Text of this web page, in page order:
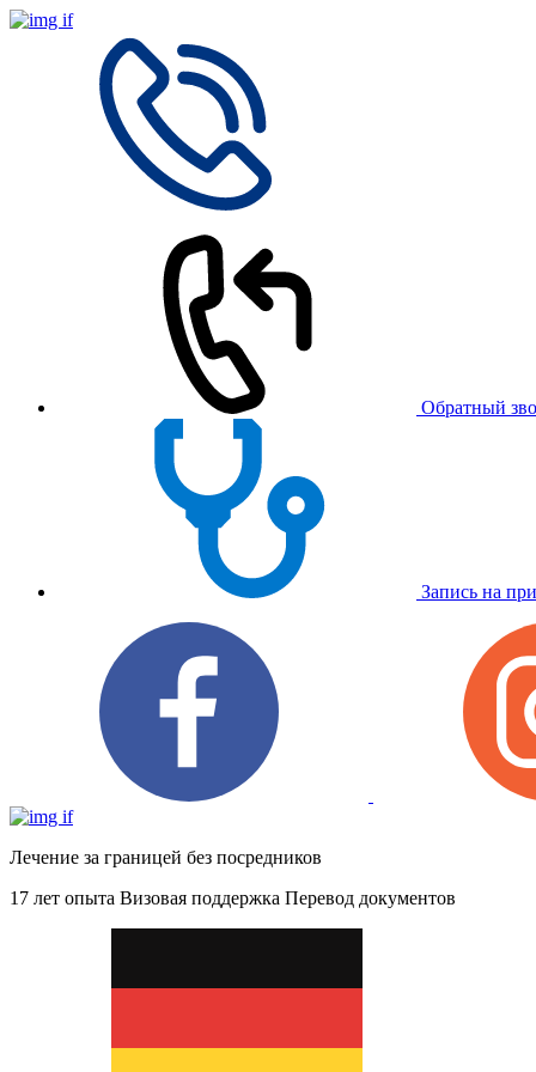
Обратный
Запись на
Лечение за границей без посредников
17 лет опыта Визовая поддержка Перевод документов